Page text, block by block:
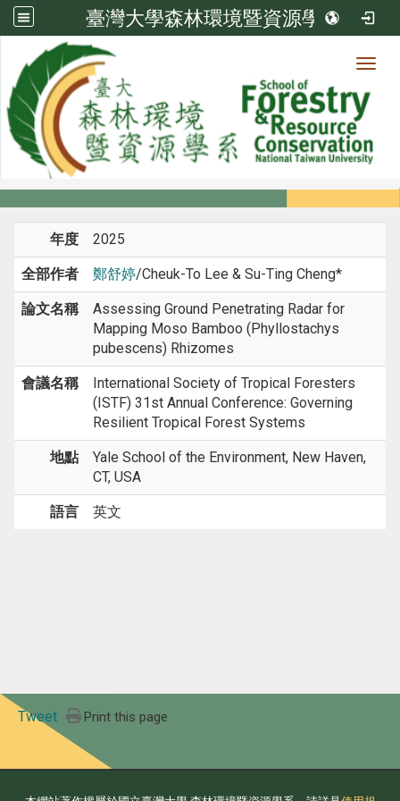
臺灣大學森林環境暨資源學系
系所成員
系所成員
年度 2025
全部作者 鄭舒婷/Cheuk-To Lee & Su-Ting Cheng*
論文名稱
Assessing Ground Penetrating Radar for
Mapping Moso Bamboo (Phyllostachys
pubescens) Rhizomes
會議名稱
International Society of Tropical Foresters
(ISTF) 31st Annual Conference: Governing
Resilient Tropical Forest Systems
地點
Yale School of the Environment, New Haven,
CT, USA
語言 英文
Tweet Print this page